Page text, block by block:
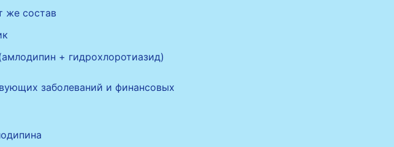
же состав
+ гидрохлоротиазид)
заболеваний и финансовых